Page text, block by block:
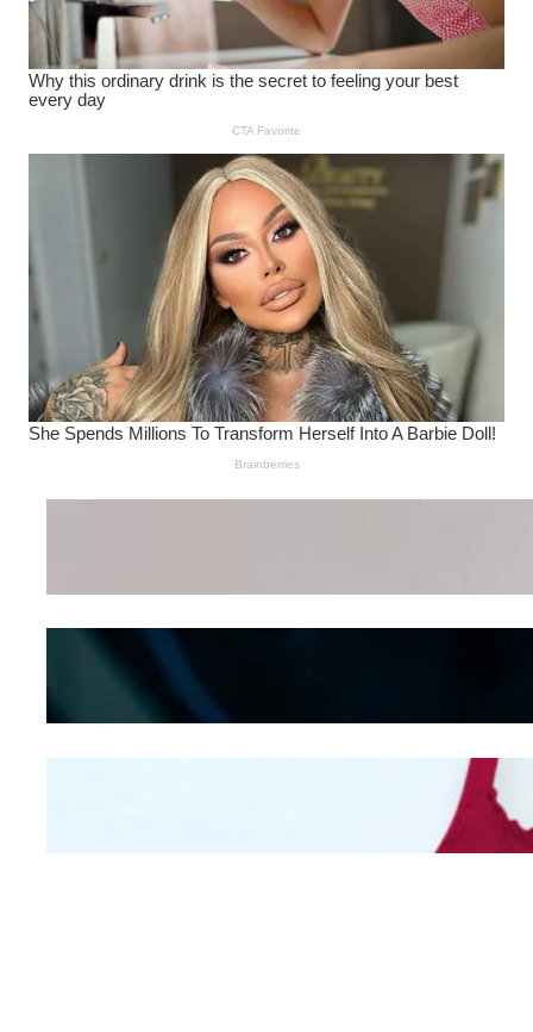
Wanita Pamer Pakaian
Kepribadian
Mengintip Kepribadian
Wanita Dari Warna Bra